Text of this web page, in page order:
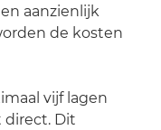
aanzienlijk
de kosten
vijf lagen
direct. Dit